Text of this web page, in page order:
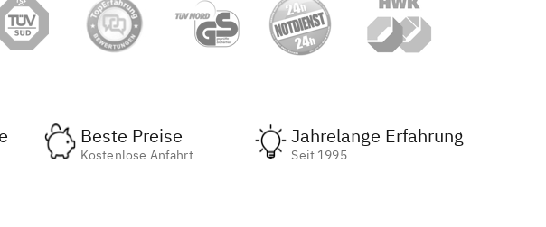
Beste Preise
Kostenlose Anfahrt
Jahrelange Erfahrung
Seit 1995